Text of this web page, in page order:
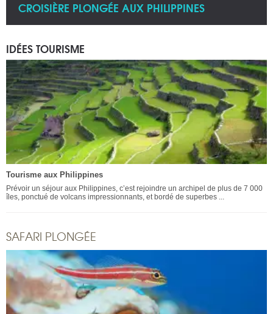
CROISIÈRE PLONGÉE AUX PHILIPPINES
IDÉES TOURISME
Tourisme aux Philippines
Prévoir un séjour aux Philippines, c’est rejoindre un archipel de plus de 7 000
îles, ponctué de volcans impressionnants, et bordé de superbes ...
SAFARI PLONGÉE